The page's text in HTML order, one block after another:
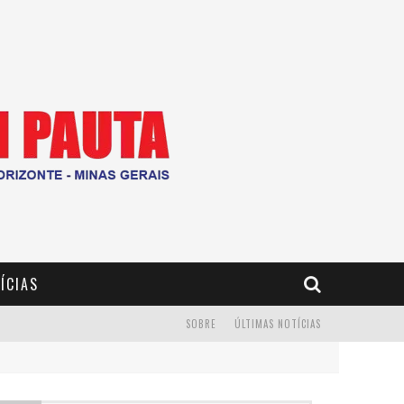
ÚLTIMAS NOTÍCIAS
SOBRE